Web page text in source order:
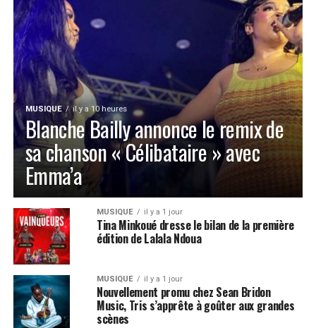
MUSIQUE il y a 10 heures
Blanche Bailly annonce le remix de
sa chanson « Célibataire » avec
Emma’a
MUSIQUE il y a 1 jour
Tina Minkoué dresse le bilan de la première
édition de Lalala Ndoua
MUSIQUE il y a 1 jour
Nouvellement promu chez Sean Bridon
Music, Tris s’apprête à goûter aux grandes
scènes